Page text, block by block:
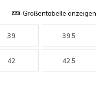
Größentabelle anzeigen
39 39.5
42 42.5